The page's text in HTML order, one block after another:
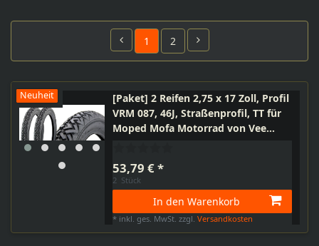
1 2
Neuheit
[Paket] 2 Reifen 2,75 x 17 Zoll, Profil
VRM 087, 46J, Straßenprofil, TT für
Moped Mofa Motorrad von Vee
53,79 € *
2 Stück
In den Warenkorb
* inkl. ges. MwSt. zzgl.Versandkosten